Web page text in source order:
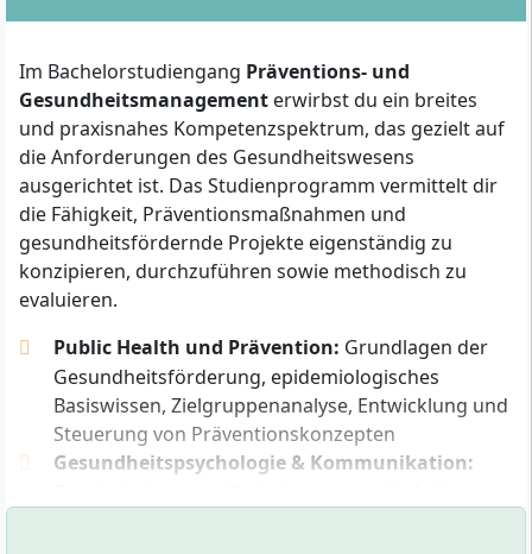
Studium ist flexibel organisiert und ermöglicht auch
sofern entsprechende berufliche Qualifikationen
vorliegen.
Welche formalen Anforderungen gelten für die
Zulassung?
Die Zulassung zum Fernstudium erfolgt auf Grundlage
des Bremischen Hochschulgesetzes und ist über zwei
Direkter Zugang mit
Hochschulzugangsberechtigung:Allgemeine
Hochschulreife (Abitur), Fachhochschulreife oder
fachgebundene Hochschulreife.
Zugang mit beruflichen Qualifikationen:
Im Bachelorstudiengang Präventions- und
Gesundheitsmanagement erwirbst du ein breites
und praxisnahes Kompetenzspektrum, das gezielt auf
die Anforderungen des Gesundheitswesens
ausgerichtet ist. Das Studienprogramm vermittelt dir
die Fähigkeit, Präventionsmaßnahmen und
gesundheitsfördernde Projekte eigenständig zu
konzipieren, durchzuführen sowie methodisch zu
evaluieren.
Public Health und Prävention: Grundlagen der
Gesundheitsförderung, epidemiologisches
Basiswissen, Zielgruppenanalyse, Entwicklung und
Steuerung von Präventionskonzepten
Gesundheitspsychologie & Kommunikation: